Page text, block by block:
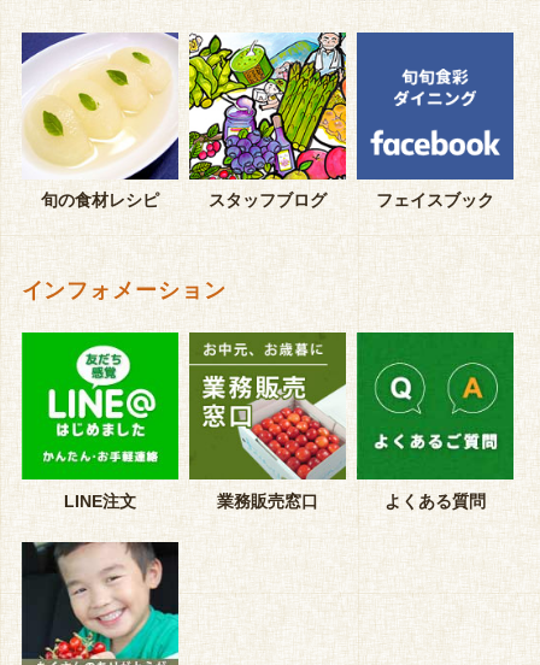
旬の食材レシピ スタッフブログ フェイスブック
インフォメーション
LINE注文 業務販売窓口 よくある質問